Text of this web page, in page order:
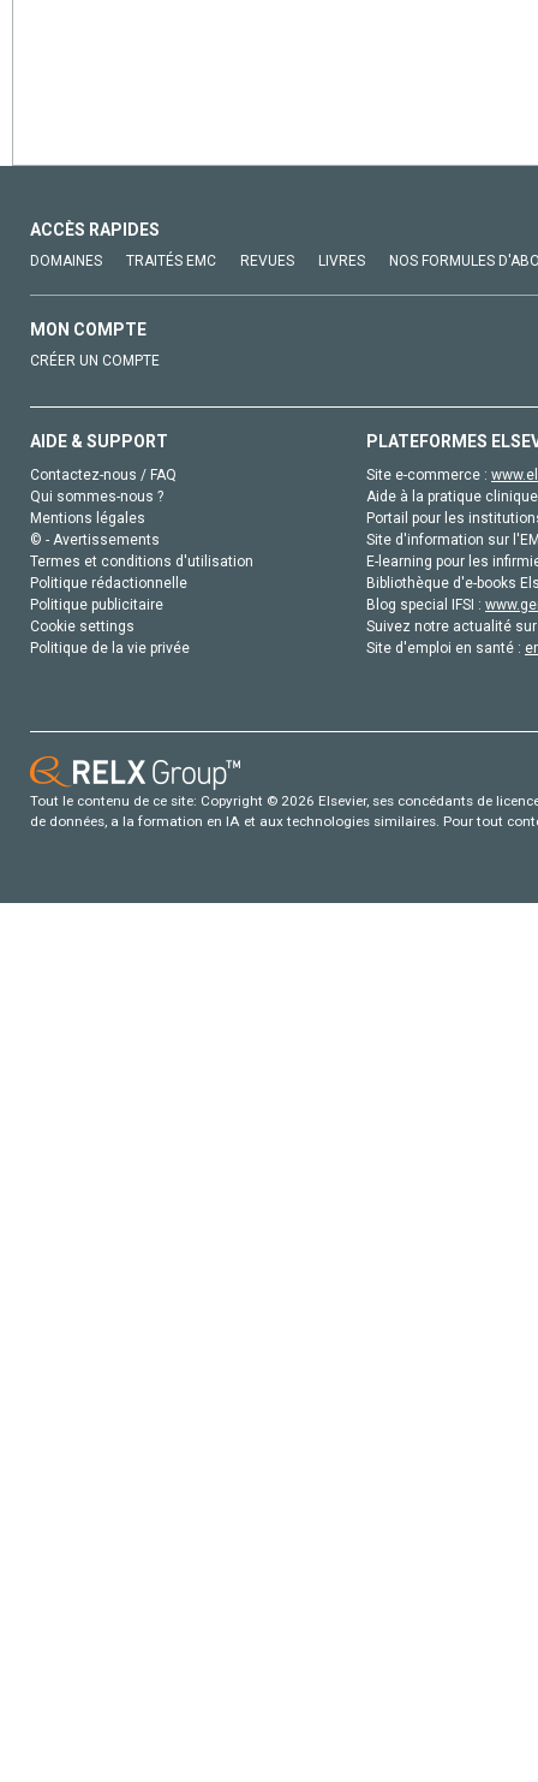
ACCÈS RAPIDES
DOMAINES TRAITÉS EMC REVUES LIVRES NOS FORMULES
MON COMPTE
CRÉER UN COMPTE
AIDE & SUPPORT
Contactez-nous / FAQ
Qui sommes-nous ?
Mentions légales
© - Avertissements
Termes et conditions d'utilisation
Politique rédactionnelle
Politique publicitaire
Cookie settings
Politique de la vie privée
PLATEFORMES
Site e-commerce :
Aide à la pratique
Portail pour les
Site d'information sur
E-learning pour les
Bibliothèque d'e-books
Blog special IFSI :
Suivez notre actualité
Site d'emploi en santé :
Tout le contenu de ce site: Copyright © 2026 Elsevier, ses concédants de
de données, a la formation en IA et aux technologies similaires. Pour tout